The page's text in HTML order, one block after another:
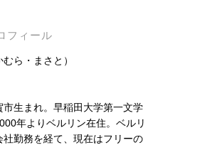
フィール
ら・まさと）
市生まれ。早稲田大学第一文学
年よりベルリン在住。ベルリ
社勤務を経て、現在はフリーの